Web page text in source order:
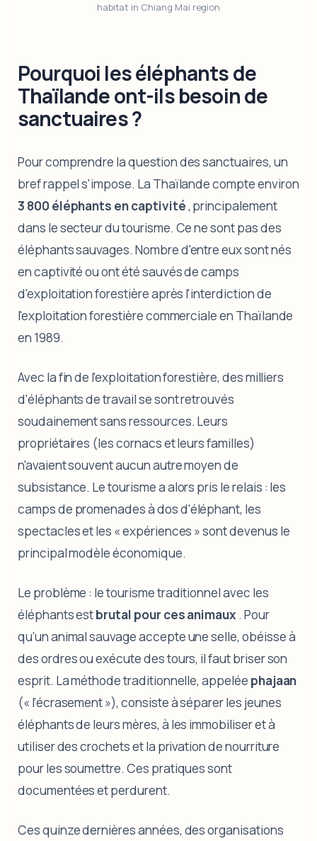
habitat in Chiang Mai region
Pourquoi les éléphants de
Thaïlande ont-ils besoin de
sanctuaires ?
Pour comprendre la question des sanctuaires, un
bref rappel s'impose. La Thaïlande compte environ
3 800 éléphants en captivité, principalement
dans le secteur du tourisme. Ce ne sont pas des
éléphants sauvages. Nombre d'entre eux sont nés
en captivité ou ont été sauvés de camps
d'exploitation forestière après l'interdiction de
l'exploitation forestière commerciale en Thaïlande
en 1989.
Avec la fin de l'exploitation forestière, des milliers
d'éléphants de travail se sont retrouvés
soudainement sans ressources. Leurs
propriétaires (les cornacs et leurs familles)
n'avaient souvent aucun autre moyen de
subsistance. Le tourisme a alors pris le relais : les
camps de promenades à dos d'éléphant, les
spectacles et les « expériences » sont devenus le
principal modèle économique.
Le problème : le tourisme traditionnel avec les
éléphants estbrutal pour ces animaux . Pour
qu’un animal sauvage accepte une selle, obéisse à
des ordres ou exécute des tours, il faut briser son
esprit. La méthode traditionnelle, appelée phajaan
(« l’écrasement »), consiste à séparer les jeunes
éléphants de leurs mères, à les immobiliser et à
utiliser des crochets et la privation de nourriture
pour les soumettre. Ces pratiques sont
documentées et perdurent.
Ces quinze dernières années, des organisations